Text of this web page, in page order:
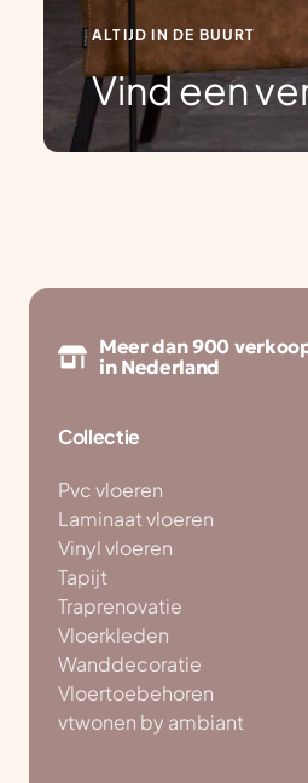
ALTIJD IN DE BUURT
Vind een
Meer dan 900
in Nederland
Collectie
Pvc vloeren
Laminaat vloeren
Vinyl vloeren
Tapijt
Traprenovatie
Vloerkleden
Wanddecoratie
Vloertoebehoren
vtwonen by ambiant